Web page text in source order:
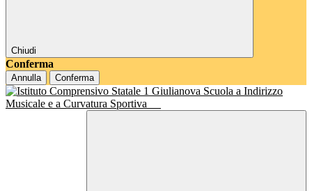
Chiudi
Conferma
Annulla Conferma
Scuola a Indirizzo
Musicale e a Curvatura Sportiva